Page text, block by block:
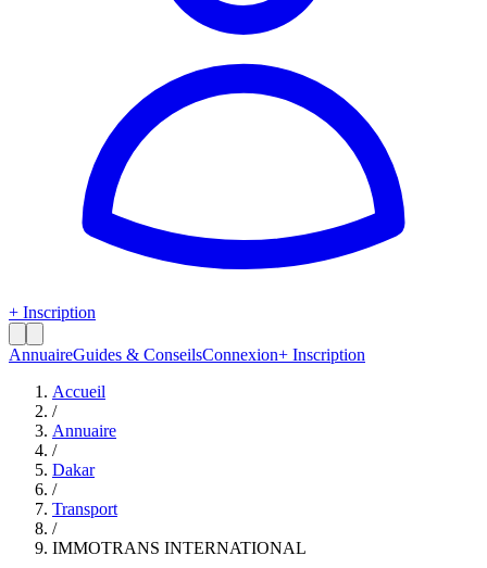
+ Inscription
AnnuaireGuides & ConseilsConnexion+ Inscription
Accueil
/
Annuaire
/
Dakar
/
Transport
/
IMMOTRANS INTERNATIONAL